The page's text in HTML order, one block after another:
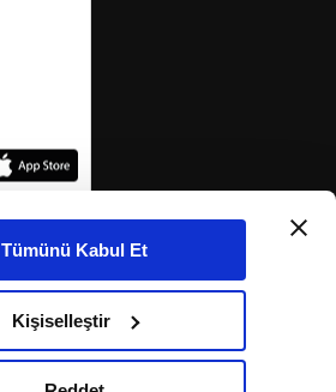
Tümünü Kabul Et
Kişiselleştir